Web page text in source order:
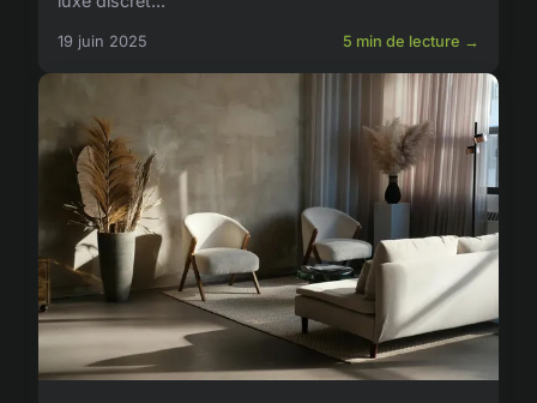
19 juin 2025 5 min de lecture →